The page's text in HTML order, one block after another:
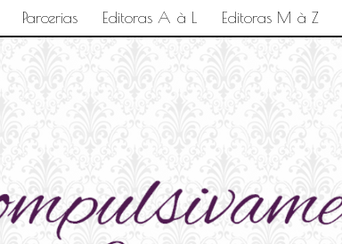
Parcerias Editoras A à L Editoras M à Z